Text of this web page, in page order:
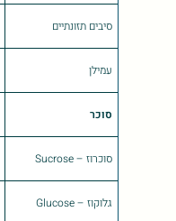
סיבים תזונתיים
עמילן
סוכר
סוכרוז – Sucrose
גלוקוז – Glucose